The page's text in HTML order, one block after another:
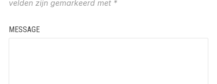
velden zijn gemarkeerd met *
MESSAGE